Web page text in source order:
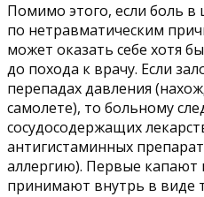
Помимо этого, если боль в
по нетравматическим
может оказать себе хотя
до похода к врачу. Если
перепадах давления
самолете), то больному
сосудосодержащих
антигистаминных
аллергию). Первые капают
принимают внутрь в виде